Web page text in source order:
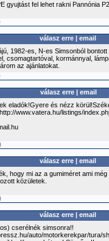
gyujtást fel lehet rakni Pannónia
válasz erre | email
1982-es, N-es Simsonból
csomagtartóval, kormánnyal,
az ajánlatokat.
válasz erre | email
eladók!Gyere és nézz
www.vatera.hu/listings/
válasz erre | email
hogy mi az a gumiméret ami
közületek.
válasz erre | email
cserélnék simsonra!!
auto/motorkerekpar/tura/